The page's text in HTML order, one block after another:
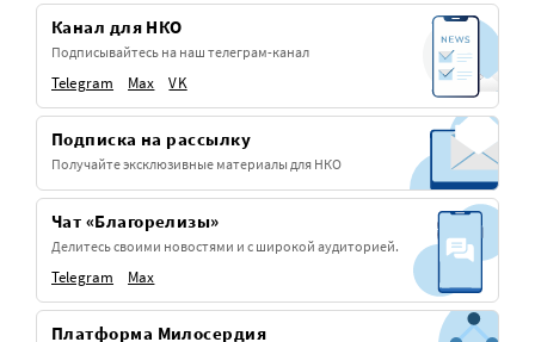
Канал для НКО
Подписывайтесь на наш телеграм-канал
Telegram Max VK
Подписка на рассылку
Получайте эксклюзивные материалы для НКО
Чат «Благорелизы»
Делитесь своими новостями и с широкой аудиторией.
Telegram Max
Платформа Милосердия